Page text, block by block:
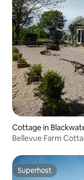
Cottage in
Bellevue Farm
Superhost
Superhost